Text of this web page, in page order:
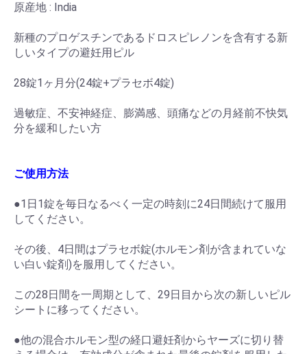
原産地 : India
新種のプロゲスチンであるドロスピレノンを含有する新
しいタイプの避妊用ピル
28錠1ヶ月分(24錠+プラセボ4錠)
過敏症、不安神経症、膨満感、頭痛などの月経前不快気
分を緩和したい方
ご使用方法
●1日1錠を毎日なるべく一定の時刻に24日間続けて服用
してください。
その後、4日間はプラセボ錠(ホルモン剤が含まれていな
い白い錠剤)を服用してください。
この28日間を一周期として、29日目から次の新しいピル
シートに移ってください。
●他の混合ホルモン型の経口避妊剤からヤーズに切り替